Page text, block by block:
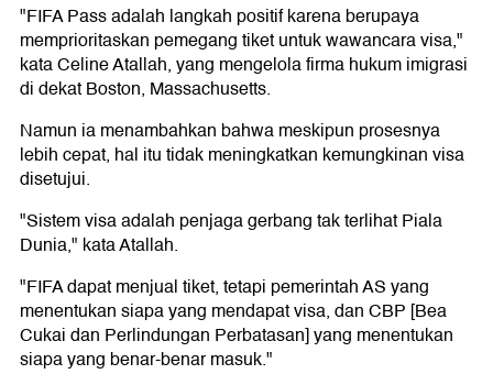
"FIFA Pass adalah langkah positif karena berupaya
memprioritaskan pemegang tiket untuk wawancara visa,"
kata Celine Atallah, yang mengelola firma hukum imigrasi
di dekat Boston, Massachusetts.
Namun ia menambahkan bahwa meskipun prosesnya
lebih cepat, hal itu tidak meningkatkan kemungkinan visa
disetujui.
"Sistem visa adalah penjaga gerbang tak terlihat Piala
Dunia," kata Atallah.
"FIFA dapat menjual tiket, tetapi pemerintah AS yang
menentukan siapa yang mendapat visa, dan CBP [Bea
Cukai dan Perlindungan Perbatasan] yang menentukan
siapa yang benar-benar masuk."